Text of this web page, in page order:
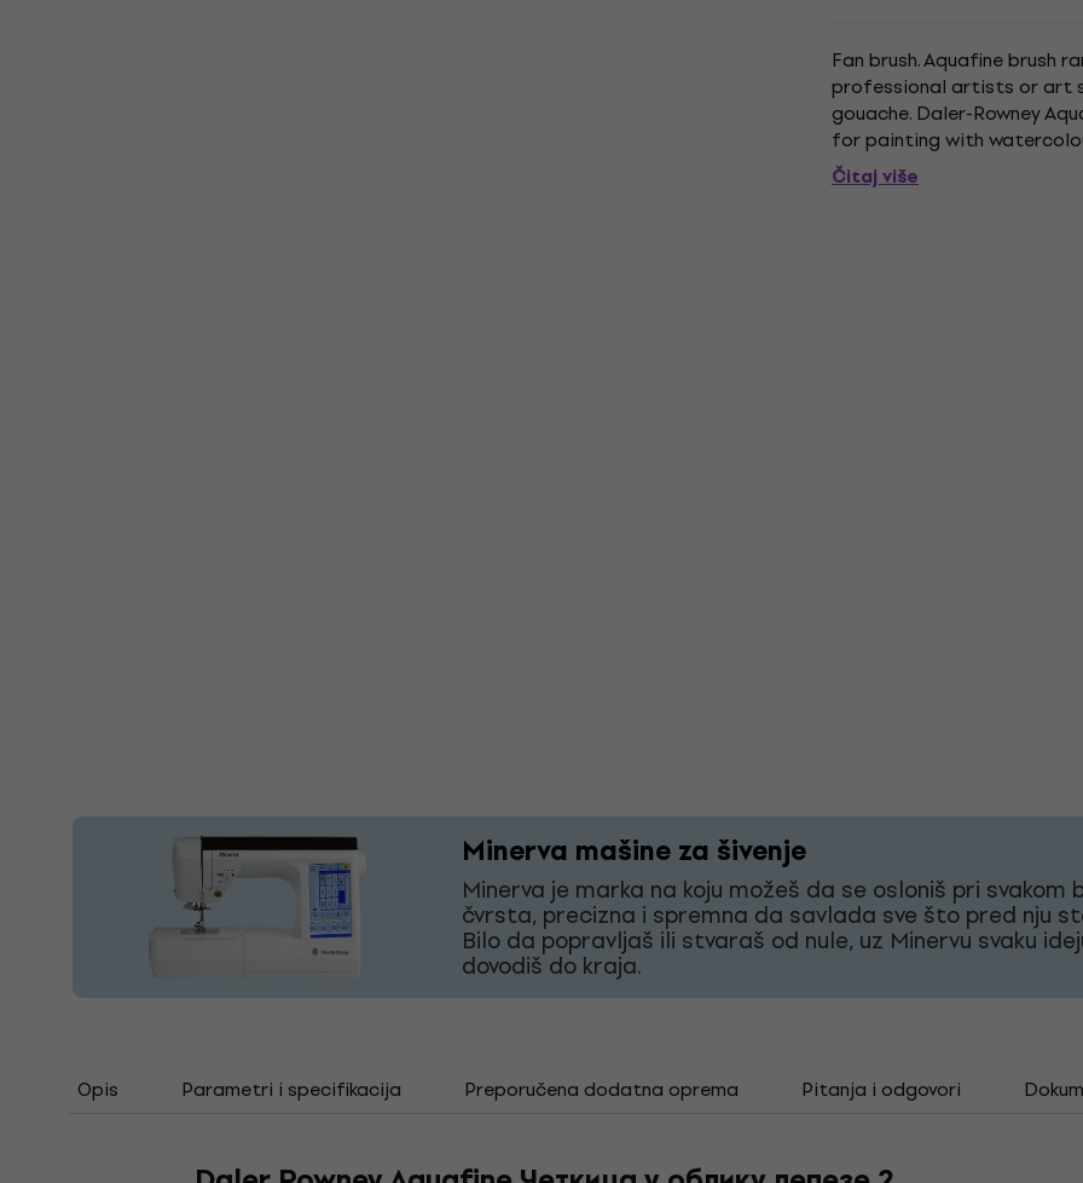
Fan brush. Aquafine brush
professional artists or art
gouache. Daler-Rowney
for painting with
choice for landscapes and
Čitaj više
Minerva mašine za šivenje
Minerva je marka na koju možeš da se osloniš pri svakom
čvrsta, precizna i spremna da savlada sve što pred nju
Bilo da popravljaš ili stvaraš od nule, uz Minervu svaku
dovodiš do kraja.
Opis Parametri i specifikacija Preporučena dodatna oprema Pitanja i odgovori